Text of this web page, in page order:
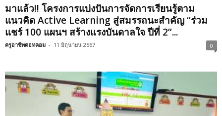
มาแล้ว!! โครงการแบ่งปันการจัดการเรียนรู้ตาม
แนวคิด Active Learning สู่สมรรถนะสำคัญ “ร่วม
แชร์ 100 แผนฯ สร้างแรงบันดาลใจ ปีที่ 2”...
ครูอาชีพดอทคอม - 11 มิถุนายน 2567 0